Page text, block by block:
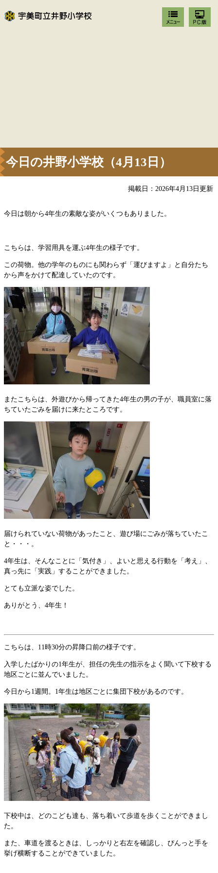
今日の井野小学校（4月13日）
掲載日：2026年4月13日更新
今日は朝から4年生の素敵な姿がいくつもありました。
こちらは、学習用具を運ぶ4年生の様子です。
この荷物。他の学年のものにも関わらず「運びますよ」と自分たち
から声をかけて配達していたのです。
またこちらは、外遊びから帰ってきた4年生の男の子が、職員室に落
ちていたごみを届けに来たところです。
届けられていない荷物があったこと、遊び場にごみが落ちていたこ
と・・・。
4年生は、そんなことに「気付き」、よいと思える行動を「考え」、
真っ先に「実践」することができました。
とても立派な姿でした。
ありがとう、4年生！
こちらは、11時30分の昇降口前の様子です。
入学したばかりの1年生が、担任の先生の指示をよく聞いて下校する
地区ごとに並んでいました。
今日から1週間。1年生は地区ごとに集団下校があるのです。
下校中は、どのこども達も、落ち着いて歩道を歩くことができまし
た。
また、車道を渡るときは、しっかりと右左を確認し、ぴんっと手を
挙げ横断することができていました。